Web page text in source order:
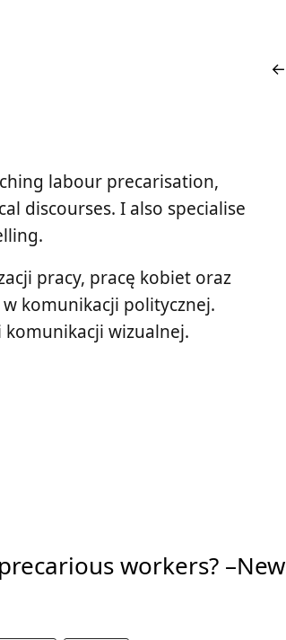
←
labour precarisation,
discourses. I also specialise
pracy, pracę kobiet oraz
komunikacji politycznej.
komunikacji wizualnej.
workers? –New